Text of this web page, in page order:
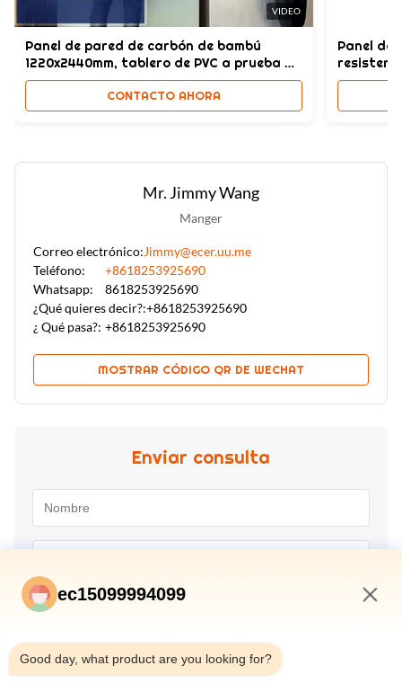
VIDEO
Panel de pared de carbón de bambú
1220x2440mm, tablero de PVC a prueba de
humedad
CONTACTO AHORA
Panel de
para
Mr. Jimmy Wang
Manger
Correo electrónico:Jimmy@ecer.uu.me
Teléfono:
+8618253925690
Whatsapp:
8618253925690
¿Qué quieres decir?:+8618253925690
¿ Qué pasa?: +8618253925690
MOSTRAR CÓDIGO QR DE WECHAT
Enviar consulta
ec15099994099
Good day, what product are you looking for?